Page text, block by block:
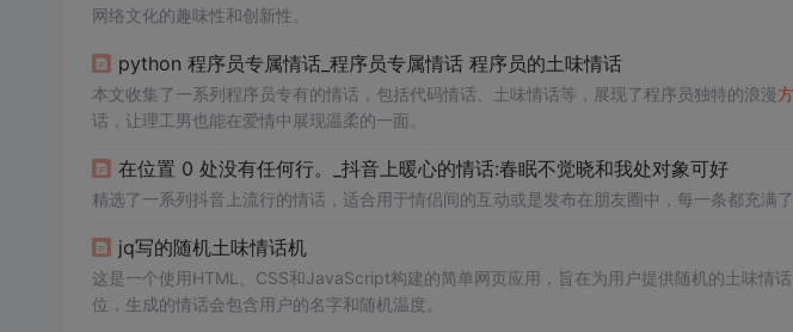
网络文化的趣味性和创新性。
python 程序员专属情话_程序员专属情话 程序员的土味情话
本文收集了一系列程序员专有的情话，包括代码情话、土味情话等，展现了程序员独特的浪漫
话，让理工男也能在爱情中展现温柔的一面。
在位置 0 处没有任何行。_抖音上暖心的情话:春眠不觉晓和我处对象可好
精选了一系列抖音上流行的情话，适合用于情侣间的互动或是发布在朋友圈中，每一条都充满
jq写的随机土味情话机
这是一个使用HTML、CSS和JavaScript构建的简单网页应用，旨在为用户提供随机的土味情
位，生成的情话会包含用户的名字和随机温度。